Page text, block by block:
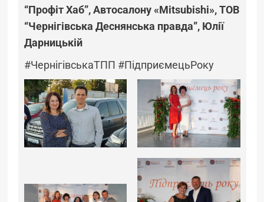
“Профіт Хаб”, Автосалону «Mitsubishi», ТОВ
“Чернігівська Деснянська правда”, Юлії
Дарницькій
#ЧернігівськаТПП #ПідприємецьРоку